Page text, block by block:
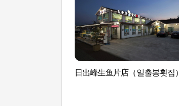
日出峰生鱼片店（일출봉횟집）